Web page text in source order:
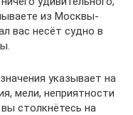
из Москвы-
вас несёт судно в
указывает на
мели, неприятности
столкнётесь на